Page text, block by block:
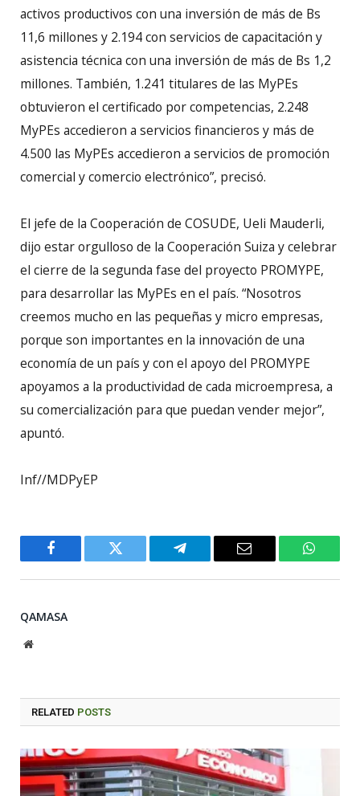
activos productivos con una inversión de más de Bs
11,6 millones y 2.194 con servicios de capacitación y
asistencia técnica con una inversión de más de Bs 1,2
millones. También, 1.241 titulares de las MyPEs
obtuvieron el certificado por competencias, 2.248
MyPEs accedieron a servicios financieros y más de
4.500 las MyPEs accedieron a servicios de promoción
comercial y comercio electrónico”, precisó.
El jefe de la Cooperación de COSUDE, Ueli Mauderli,
dijo estar orgulloso de la Cooperación Suiza y celebrar
el cierre de la segunda fase del proyecto PROMYPE,
para desarrollar las MyPEs en el país. “Nosotros
creemos mucho en las pequeñas y micro empresas,
porque son importantes en la innovación de una
economía de un país y con el apoyo del PROMYPE
apoyamos a la productividad de cada microempresa, a
su comercialización para que puedan vender mejor”,
apuntó.
Inf//MDPyEP
Facebook Twitter Telegram Email
QAMASA
Website
RELATED POSTS